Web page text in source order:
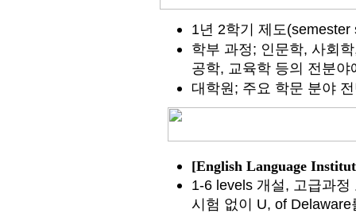
1년 2학기 제도
학부 과정; 인문학, 사회
공학, 교육학 등의 전분
대학원; 주요 학문 분야
[English Language
1-6 levels 개설, 고급과
시험 없이 U, of